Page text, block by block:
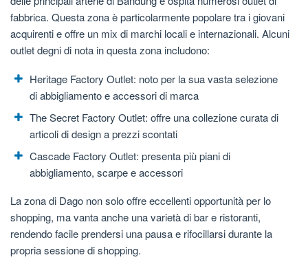
fabbrica. Questa zona è particolarmente popolare tra i giovani
acquirenti e offre un mix di marchi locali e internazionali. Alcuni
outlet degni di nota in questa zona includono:
Heritage Factory Outlet: noto per la sua vasta selezione
di abbigliamento e accessori di marca
The Secret Factory Outlet: offre una collezione curata di
articoli di design a prezzi scontati
Cascade Factory Outlet: presenta più piani di
abbigliamento, scarpe e accessori
La zona di Dago non solo offre eccellenti opportunità per lo
shopping, ma vanta anche una varietà di bar e ristoranti,
rendendo facile prendersi una pausa e rifocillarsi durante la
propria sessione di shopping.